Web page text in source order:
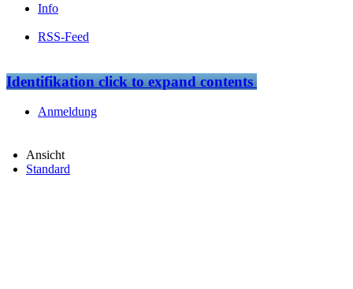
Info
RSS-Feed
Identifikationclick to expand contents
Anmeldung
Ansicht
Standard